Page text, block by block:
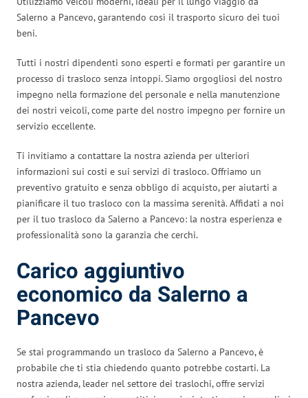
Salerno a Pancevo, garantendo così il trasporto sicuro dei tuoi
beni.
Tutti i nostri dipendenti sono esperti e formati per garantire un
processo di trasloco senza intoppi. Siamo orgogliosi del nostro
impegno nella formazione del personale e nella manutenzione
dei nostri veicoli, come parte del nostro impegno per fornire un
servizio eccellente.
Ti invitiamo a contattare la nostra azienda per ulteriori
informazioni sui costi e sui servizi di trasloco. Offriamo un
preventivo gratuito e senza obbligo di acquisto, per aiutarti a
pianificare il tuo trasloco con la massima serenità. Affidati a noi
per il tuo trasloco da Salerno a Pancevo: la nostra esperienza e
professionalità sono la garanzia che cerchi.
Carico aggiuntivo
economico da Salerno a
Pancevo
Se stai programmando un trasloco da Salerno a Pancevo, è
probabile che ti stia chiedendo quanto potrebbe costarti. La
nostra azienda, leader nel settore dei traslochi, offre servizi